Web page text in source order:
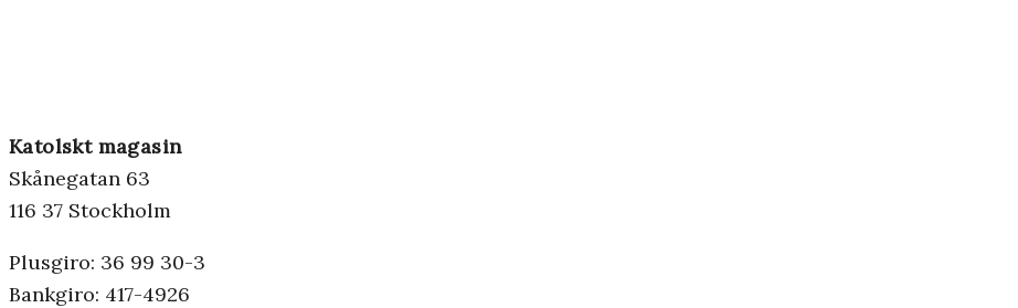
Katolskt magasin
Skånegatan 63
116 37 Stockholm
Plusgiro: 36 99 30-3
Bankgiro: 417-4926